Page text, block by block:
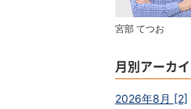
宮部 てつお
月別アーカ
2026年8月 [2]